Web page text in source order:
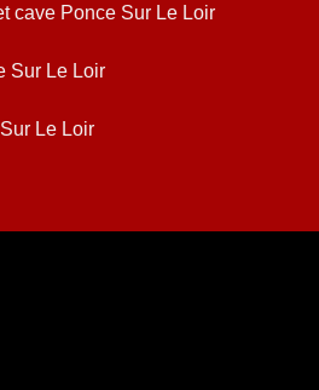
cave Ponce Sur Le Loir
Sur Le Loir
Le Loir